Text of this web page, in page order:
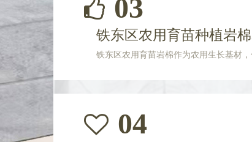
03
铁东区农用育苗种植岩
铁东区农用育苗岩棉作为农用生长基材
04